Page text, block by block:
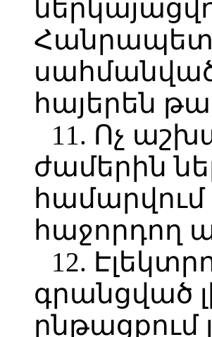
հայերեն
11. Ոչ
ժամերին
հաջորդող
12.
գրանցված